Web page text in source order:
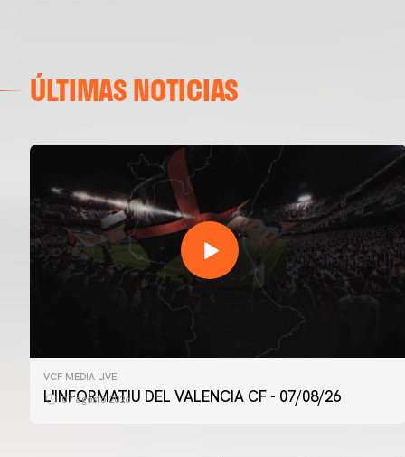
ÚLTIMAS NOTICIAS
VCF MEDIA LIVE
L'INFORMATIU DEL VALENCIA CF - 07/08/26
07 agosto 2026